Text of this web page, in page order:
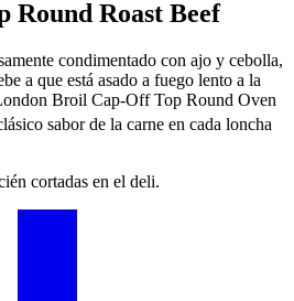
Round Roast Beef
condimentado con ajo y cebolla,
a que está asado a fuego lento a la
Broil Cap-Off Top Round Oven
sabor de la carne en cada loncha
cortadas en el deli.